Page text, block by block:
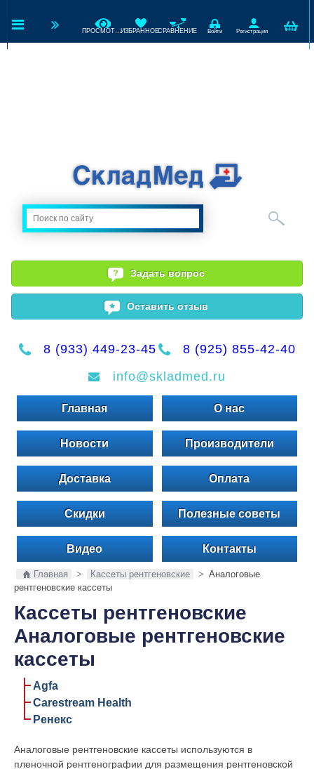
ПРОСМОТРЕННЫЕ ИЗБРАННОЕСРАВНЕНИЕ Войти Регистрация
Задать вопрос
Оставить отзыв
8 (933) 449-23-45
8 (925) 855-42-40
info@skladmed.ru
Главная О нас
Новости Производители
Доставка Оплата
Скидки Полезные советы
Видео Контакты
Главная > Кассеты рентгеновские > Аналоговые
рентгеновские кассеты
Кассеты рентгеновские
Аналоговые рентгеновские
кассеты
Agfa
Carestream Health
Ренекс
Аналоговые рентгеновские кассеты используются в
пленочной рентгенографии для размещения рентгеновской